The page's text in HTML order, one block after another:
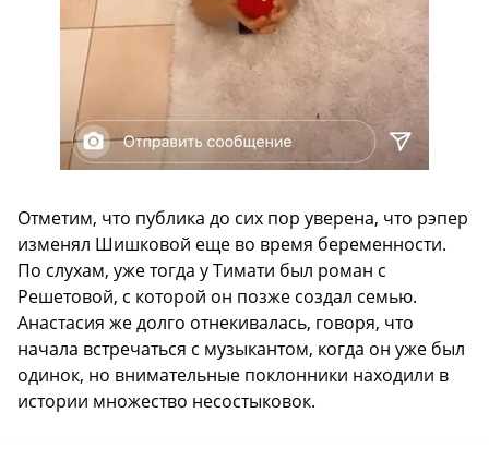
Отметим, что публика до сих пор уверена, что рэпер
изменял Шишковой еще во время беременности.
По слухам, уже тогда у Тимати был роман с
Решетовой, с которой он позже создал семью.
Анастасия же долго отнекивалась, говоря, что
начала встречаться с музыкантом, когда он уже был
одинок, но внимательные поклонники находили в
истории множество несостыковок.